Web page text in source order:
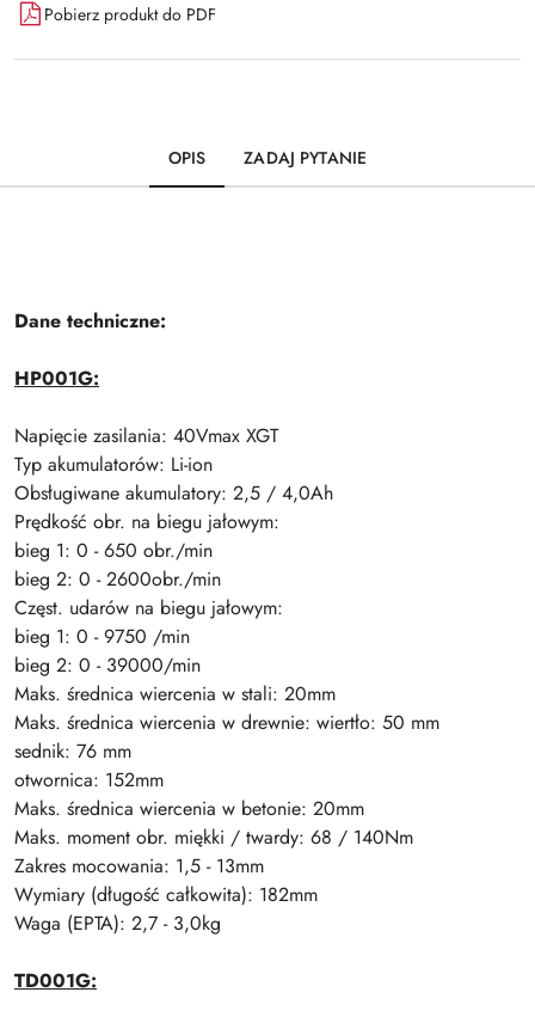
Pobierz produkt do PDF
OPIS ZADAJ PYTANIE
Dane techniczne:
HP001G:
Napięcie zasilania: 40Vmax XGT
Typ akumulatorów: Li-ion
Obsługiwane akumulatory: 2,5 / 4,0Ah
Prędkość obr. na biegu jałowym:
bieg 1: 0 - 650 obr./min
bieg 2: 0 - 2600obr./min
Częst. udarów na biegu jałowym:
bieg 1: 0 - 9750 /min
bieg 2: 0 - 39000/min
Maks. średnica wiercenia w stali: 20mm
Maks. średnica wiercenia w drewnie: wiertło: 50 mm
sednik: 76 mm
otwornica: 152mm
Maks. średnica wiercenia w betonie: 20mm
Maks. moment obr. miękki / twardy: 68 / 140Nm
Zakres mocowania: 1,5 - 13mm
Wymiary (długość całkowita): 182mm
Waga (EPTA): 2,7 - 3,0kg
TD001G: